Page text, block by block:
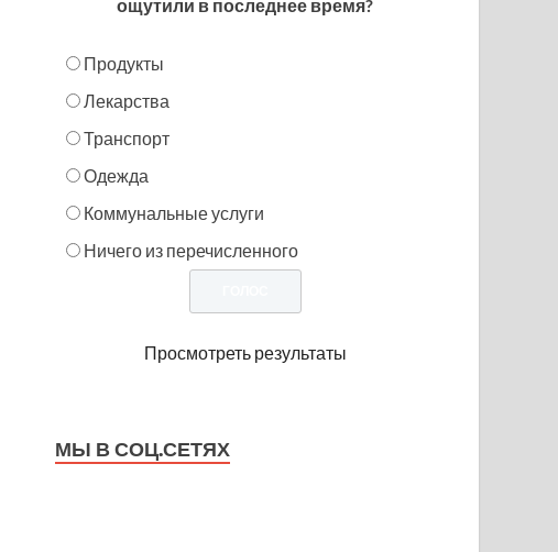
ощутили в последнее время?
Продукты
Лекарства
Транспорт
Одежда
Коммунальные услуги
Ничего из перечисленного
Просмотреть результаты
МЫ В СОЦ.СЕТЯХ